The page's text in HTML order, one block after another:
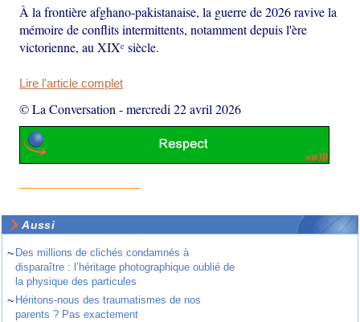
À la frontière afghano-pakistanaise, la guerre de 2026 ravive la
mémoire de conflits intermittents, notamment depuis l'ère
victorienne, au XIXᵉ siècle.
Lire l'article complet
© La Conversation -mercredi 22 avril 2026
Aussi
~ Des millions de clichés condamnés à
disparaître : l’héritage photographique oublié de
la physique des particules
~ Héritons-nous des traumatismes de nos
parents ? Pas exactement